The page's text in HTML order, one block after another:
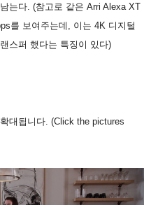
는다. (참고로 같은 Arri Alexa XT
를 보여주는데, 이는 4K 디지털
스퍼 했다는 특징이 있다)
대됩니다. (Click the pictures